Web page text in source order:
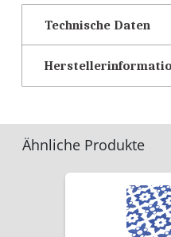
Technische Daten
Ähnliche Produkte